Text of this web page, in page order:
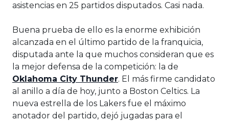
asistencias en 25 partidos disputados. Casi nada.
Buena prueba de ello es la enorme exhibición
alcanzada en el último partido de la franquicia,
disputada ante la que muchos consideran que es
la mejor defensa de la competición: la de
Oklahoma City Thunder. El más firme candidato
al anillo a día de hoy, junto a Boston Celtics. La
nueva estrella de los Lakers fue el máximo
anotador del partido, dejó jugadas para el